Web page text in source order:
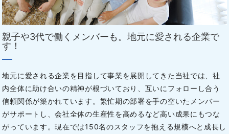
親子や3代で働くメンバーも。地元に愛される企業で
す！
地元に愛される企業を目指して事業を展開してきた当社では、社
内全体に助け合いの精神が根づいており、互いにフォローし合う
信頼関係が築かれています。繁忙期の部署を手の空いたメンバー
がサポートし、会社全体の生産性を高めるなど高い成果にもつな
がっています。現在では150名のスタッフを抱える規模へと成長し